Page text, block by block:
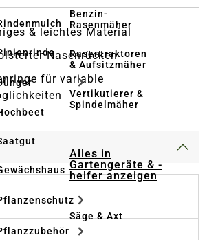
Benzin-
Rasenmäher
Rasentraktoren
& Aufsitzmäher
Vertikutierer &
Spindelmäher
Alles in
Gartengeräte & -
helfer anzeigen
Säge & Axt
& leichtes Material
Nasenrücken
für variable